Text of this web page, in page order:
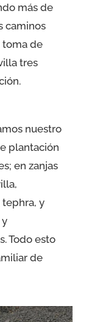
más de
caminos
toma de
tres
nuestro
plantación
en zanjas
y
Todo esto
de